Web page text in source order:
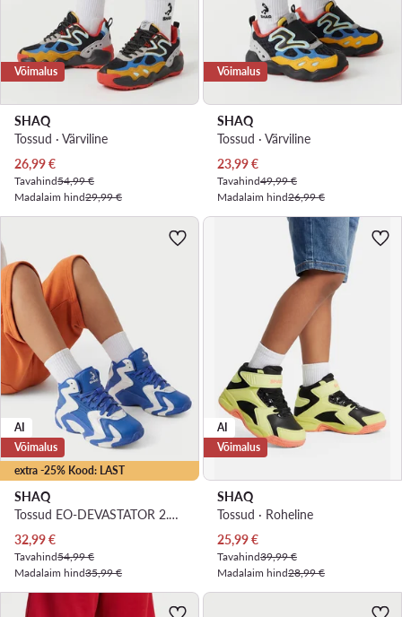
Võimalus
SHAQ
Tossud · Värviline
Praegune hind
26,99€
Tavahind54,99 €
Madalaim hind29,99 €
Võimalus
SHAQ
Tossud · Värviline
Praegune hind
23,99€
Tavahind49,99 €
Madalaim hind26,99 €
extra -25% Kood: LAST
AI
Võimalus
SHAQ
Tossud EO-DEVASTATOR 2.0 AQ95042Y-MW
Praegune hind
32,99€
Tavahind54,99 €
Madalaim hind35,99 €
AI
Võimalus
SHAQ
Tossud · Roheline
Praegune hind
25,99€
Tavahind39,99 €
Madalaim hind28,99 €